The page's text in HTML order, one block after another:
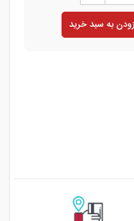
به سبد خرید